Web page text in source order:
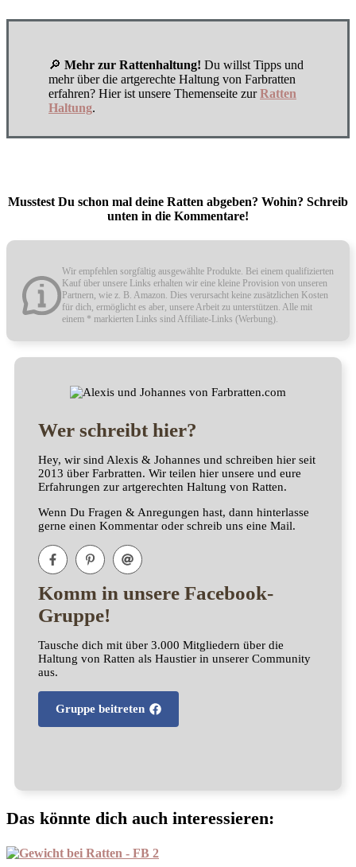
🔎 Mehr zur Rattenhaltung! Du willst Tipps und
mehr über die artgerechte Haltung von Farbratten
erfahren? Hier ist unsere Themenseite zurRatten
Haltung.
Musstest Du schon mal deine Ratten abgeben? Wohin? Schreib
unten in die Kommentare!
Wir empfehlen sorgfältig ausgewählte Produkte. Bei einem qualifizierten
Kauf über unsere Links erhalten wir eine kleine Provision von unseren
Partnern, wie z. B. Amazon. Dies verursacht keine zusätzlichen Kosten
für dich, ermöglicht es aber, unsere Arbeit zu unterstützen. Alle mit
einem * markierten Links sind Affiliate-Links (Werbung).
Wer schreibt hier?
Hey, wir sind Alexis & Johannes und schreiben hier seit
2013 über Farbratten. Wir teilen hier unsere und eure
Erfahrungen zur artgerechten Haltung von Ratten.
Wenn Du Fragen & Anregungen hast, dann hinterlasse
gerne einen Kommentar oder schreib uns eine Mail.
Komm in unsere Facebook-
Gruppe!
Tausche dich mit über 3.000 Mitgliedern über die
Haltung von Ratten als Haustier in unserer Community
aus.
Gruppe beitreten
Das könnte dich auch interessieren: